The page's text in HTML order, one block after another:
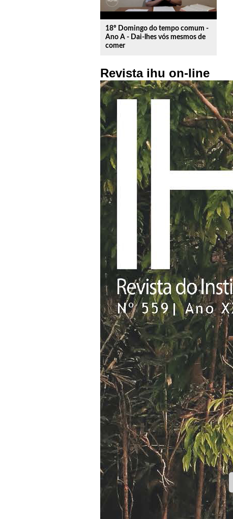
18º Domingo do tempo comum -
Ano A - Dai-lhes vós mesmos de
comer
Revista ihu on-line